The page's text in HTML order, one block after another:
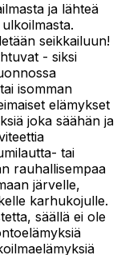
ja lähteä
seikkailuun!
- siksi
isomman
elämykset
joka säähän ja
tai
rauhallisempaa
järvelle,
karhukojulle.
säällä ei ole